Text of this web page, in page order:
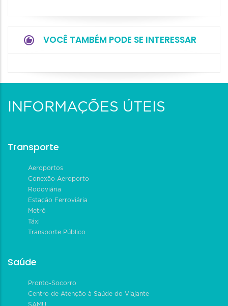
VOCÊ TAMBÉM PODE SE INTERESSAR
INFORMAÇÕES ÚTEIS
Transporte
Aeroportos
Conexão Aeroporto
Rodoviária
Estação Ferroviária
Metrô
Táxi
Transporte Público
Saúde
Pronto-Socorro
Centro de Atenção à Saúde do Viajante
SAMU